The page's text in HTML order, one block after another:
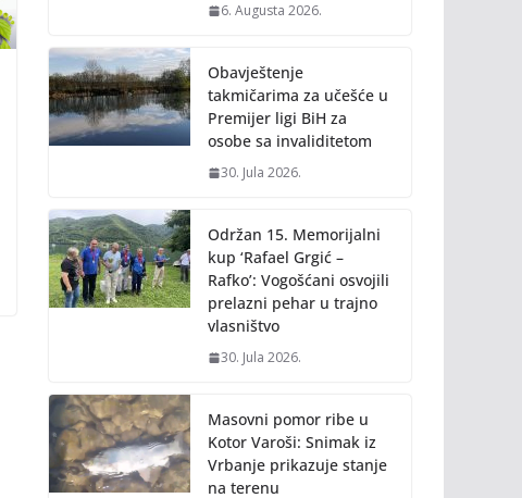
6. Augusta 2026.
Obavještenje
takmičarima za učešće u
Premijer ligi BiH za
osobe sa invaliditetom
30. Jula 2026.
Održan 15. Memorijalni
kup ‘Rafael Grgić –
Rafko’: Vogošćani osvojili
prelazni pehar u trajno
vlasništvo
30. Jula 2026.
Masovni pomor ribe u
Kotor Varoši: Snimak iz
Vrbanje prikazuje stanje
na terenu